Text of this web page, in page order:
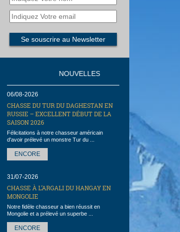
NOUVELLES
06/08-2026
CHASSE DU TUR DU DAGHESTAN EN
RUSSIE – EXCELLENT DÉBUT DE LA
SAISON 2026
Félicitations à notre chasseur américain
d'avoir prélevé un monstre Tur du ...
ENCORE
31/07-2026
CHASSE À L’ARGALI DU HANGAY EN
MONGOLIE
Notre fidèle chasseur a bien réussit en
Mongolie et a prélevé un superbe ...
ENCORE